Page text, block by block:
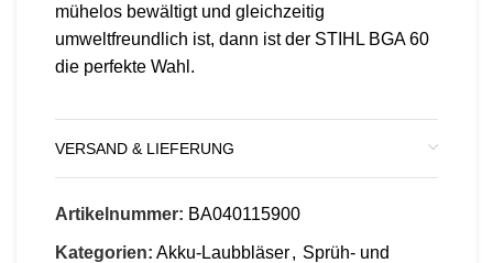
mühelos bewältigt und gleichzeitig
umweltfreundlich ist, dann ist der STIHL BGA 60
die perfekte Wahl.
VERSAND & LIEFERUNG
Artikelnummer: BA040115900
Kategorien: Akku-Laubbläser, Sprüh- und